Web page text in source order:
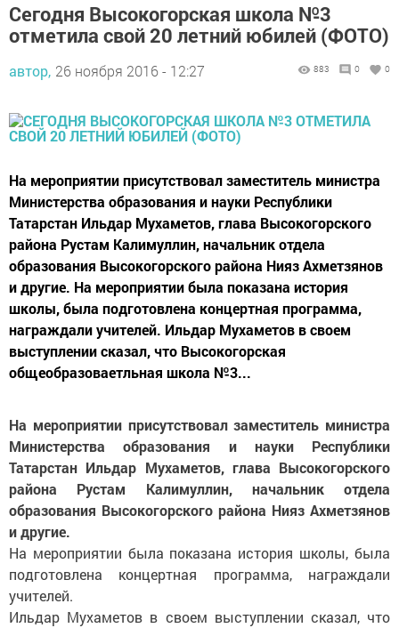
Сегодня Высокогорская школа №3
отметила свой 20 летний юбилей (ФОТО)
автор, 26 ноября 2016 - 12:27 883 0 0
На мероприятии присутствовал заместитель министра
Министерства образования и науки Республики
Татарстан Ильдар Мухаметов, глава Высокогорского
района Рустам Калимуллин, начальник отдела
образования Высокогорского района Нияз Ахметзянов
и другие. На мероприятии была показана история
школы, была подготовлена концертная программа,
награждали учителей. Ильдар Мухаметов в своем
выступлении сказал, что Высокогорская
общеобразоваетльная школа №3...
На мероприятии присутствовал заместитель министра
Министерства образования и науки Республики
Татарстан Ильдар Мухаметов, глава Высокогорского
района Рустам Калимуллин, начальник отдела
образования Высокогорского района Нияз Ахметзянов
и другие.
На мероприятии была показана история школы, была
подготовлена концертная программа, награждали
учителей.
Ильдар Мухаметов в своем выступлении сказал, что